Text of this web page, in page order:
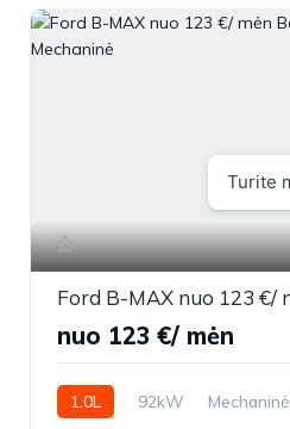
nuo 123 €/ mėn
1.0L 92kW Mechaninė